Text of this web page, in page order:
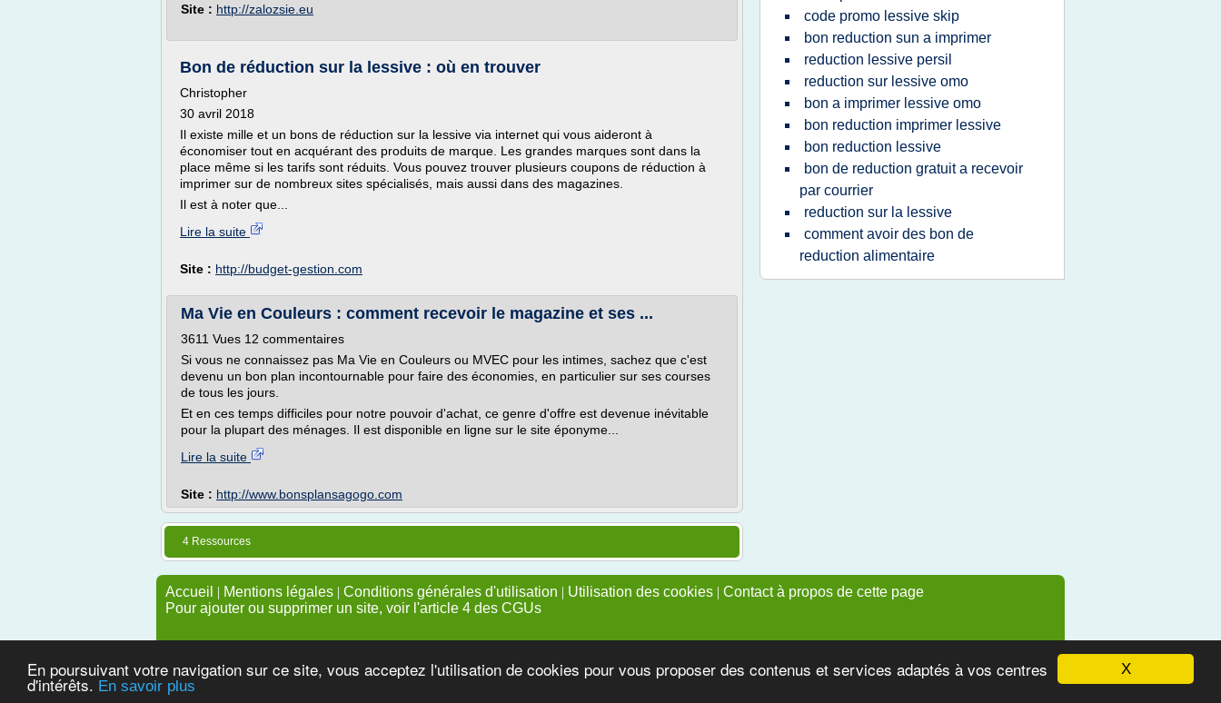
X
En poursuivant votre navigation sur ce site, vous acceptez l'utilisation de cookies pour vous proposer des contenus et services adaptés à vos centres
d'intérêts. En savoir plus
Site : http://zalozsie.eu
Bon de réduction sur la lessive : où en trouver
Christopher
30 avril 2018
Il existe mille et un bons de réduction sur la lessive via internet qui vous aideront à
économiser tout en acquérant des produits de marque. Les grandes marques sont dans la
place même si les tarifs sont réduits. Vous pouvez trouver plusieurs coupons de réduction à
imprimer sur de nombreux sites spécialisés, mais aussi dans des magazines.
Il est à noter que...
Lire la suite
Site : http://budget-gestion.com
Ma Vie en Couleurs : comment recevoir le magazine et ses ...
3611 Vues 12 commentaires
Si vous ne connaissez pas Ma Vie en Couleurs ou MVEC pour les intimes, sachez que c'est
devenu un bon plan incontournable pour faire des économies, en particulier sur ses courses
de tous les jours.
Et en ces temps difficiles pour notre pouvoir d'achat, ce genre d'offre est devenue inévitable
pour la plupart des ménages. Il est disponible en ligne sur le site éponyme...
Lire la suite
Site : http://www.bonsplansagogo.com
4 Ressources
code promo lessive skip
bon reduction sun a imprimer
reduction lessive persil
reduction sur lessive omo
bon a imprimer lessive omo
bon reduction imprimer lessive
bon reduction lessive
bon de reduction gratuit a recevoir
par courrier
reduction sur la lessive
comment avoir des bon de
reduction alimentaire
Accueil | Mentions légales | Conditions générales d'utilisation | Utilisation des cookies | Contact à propos de cette page
Pour ajouter ou supprimer un site, voir l'article 4 des CGUs